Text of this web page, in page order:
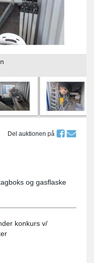
Del auktionen på
og gasflaske
konkurs v/